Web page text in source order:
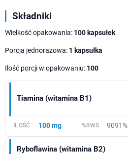
Składniki
Wielkość opakowania: 100 kapsułek
Porcja jednorazowa: 1 kapsułka
Ilość porcji w opakowaniu: 100
Tiamina (witamina B1)
100 mg 9091%
Ryboflawina (witamina B2)